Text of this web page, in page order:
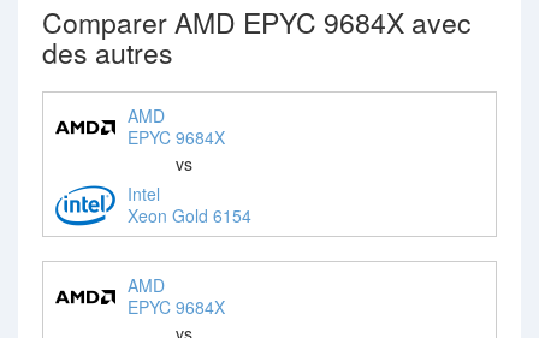
Comparer AMD EPYC 9684X avec
des autres
AMD
EPYC 9684X
vs
Intel
Xeon Gold 6154
AMD
EPYC 9684X
vs